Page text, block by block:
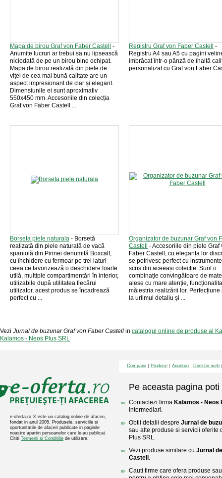
Mapa de birou Graf von Faber Castell
-
Anumite lucruri ar trebui sa nu lipsească
niciodată de pe un birou bine echipat.
Mapa de birou realizată din piele de
vițel de cea mai bună calitate are un
aspect impresionant de clar și elegant.
Dimensiunile ei sunt aproximativ
550x450 mm. Accesoriile din colecția
Graf von Faber Castell ...
Registru Graf von Faber Castell
-
Registru A4 sau A5 cu pagini
imbrăcat într-o pânză de înaltă
personalizat cu Graf von Faber
Borseta piele naturala - Borsetă
realizată din piele naturală de vacă
spaniolă din Pirinei denumită Boxcalf,
cu închidere cu fermoar pe trei laturi
ceea ce favorizează o deschidere foarte
utilă, multiple compartimentări în interior,
utilizabile după utilitatea fiecărui
utilizator, acest produs se încadrează
perfect cu ...
Organizator de buzunar Graf von
Castell
- Accesoriile din piele Graf
Faber Castell, cu eleganța lor
se potrivesc perfect cu
scris din aceeași colecție. Sunt o
combinație convingătoare de
alese cu mare atenție,
măiestria realizării lor. Perfecțiune
la urlimul detaliu și ...
Vezi Jurnal de buzunar Graf von Faber Castell in catalogul online de produse al
Kalamos - Neos Plus SRL
e-oferta.ro ® este un catalog online de afaceri,
fondat in anul 2005. Produsele, serviciile si
oportunitatile de afaceri publicate in paginile
noastre apartin persoanelor care le-au publicat.
Cititi Termenii si Conditiile de utilizare.
Companii Produse Anunturi Director web
Pe aceasta pagina poti
Contactezi firma Kalamos - Neos
intermediari.
Obtii detalii despre Jurnal de
sau alte produse si servicii oferite
Plus SRL.
Vezi produse similare cu Jurnal
Castell .
Cauti firme care ofera produse